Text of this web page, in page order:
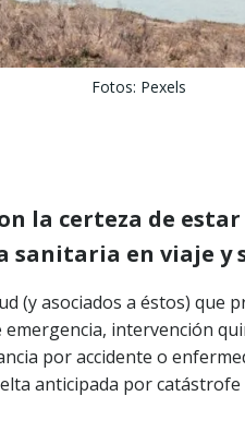
Fotos: Pexels
la certeza de
sanitaria en viaje
(y asociados a éstos) que
intervención
por accidente o
anticipada por